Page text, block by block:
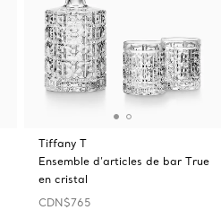
Tiffany T
Ensemble d’articles de bar True
en cristal
CDN$765